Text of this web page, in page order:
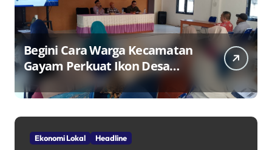
Begini Cara Warga Kecamatan
Gayam Perkuat Ikon Desa
Penggerak Ekonomi Lokal
Melalui TPID
Ekonomi Lokal Headline